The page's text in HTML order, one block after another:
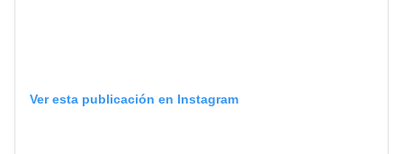
Ver esta publicación en Instagram